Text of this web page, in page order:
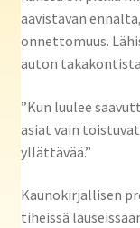
aavistavan
onnettomuus.
auton
”Kun luulee
asiat vain
yllättävää.”
Kaunokirjallisen
tiheissä